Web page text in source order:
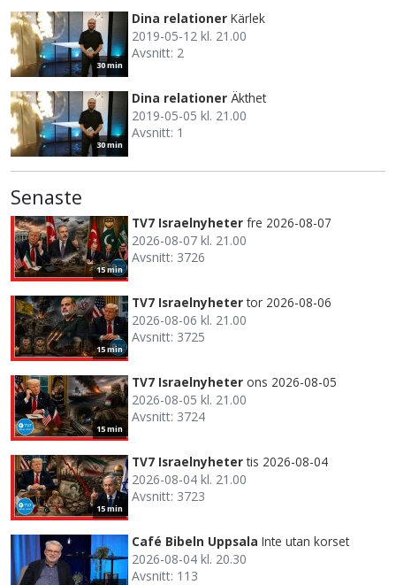
30 min
Dina relationer Kärlek
2019-05-12 kl. 21.00
Avsnitt: 2
30 min
Dina relationer Äkthet
2019-05-05 kl. 21.00
Avsnitt: 1
Senaste
15 min
TV7 Israelnyheter fre 2026-08-07
2026-08-07 kl. 21.00
Avsnitt: 3726
15 min
TV7 Israelnyheter tor 2026-08-06
2026-08-06 kl. 21.00
Avsnitt: 3725
15 min
TV7 Israelnyheter ons 2026-08-05
2026-08-05 kl. 21.00
Avsnitt: 3724
15 min
TV7 Israelnyheter tis 2026-08-04
2026-08-04 kl. 21.00
Avsnitt: 3723
Café Bibeln Uppsala Inte utan korset
2026-08-04 kl. 20.30
Avsnitt: 113